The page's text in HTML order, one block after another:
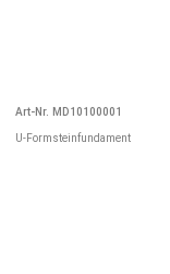
Art-Nr. MD10100001
U-Formsteinfundament